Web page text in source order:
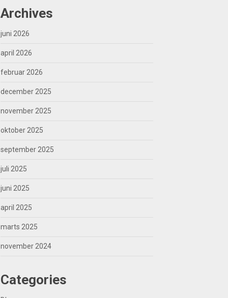
Archives
juni 2026
april 2026
februar 2026
december 2025
november 2025
oktober 2025
september 2025
juli 2025
juni 2025
april 2025
marts 2025
november 2024
Categories